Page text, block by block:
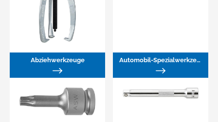
Abziehwerkzeuge Automobil-Spezialwerkzeuge